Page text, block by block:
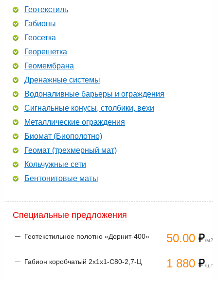
Геотекстиль
Габионы
Геосетка
Георешетка
Геомембрана
Дренажные системы
Водоналивные барьеры и ограждения
Сигнальные конусы, столбики, вехи
Металлические ограждения
Биомат (Биополотно)
Геомат (трехмерный мат)
Кольчужные сети
Бентонитовые маты
Специальные предложения
50.00 /м2
Геотекстильное полотно «Дорнит-400»
1 880 /шт
Габион коробчатый 2х1х1-С80-2,7-Ц